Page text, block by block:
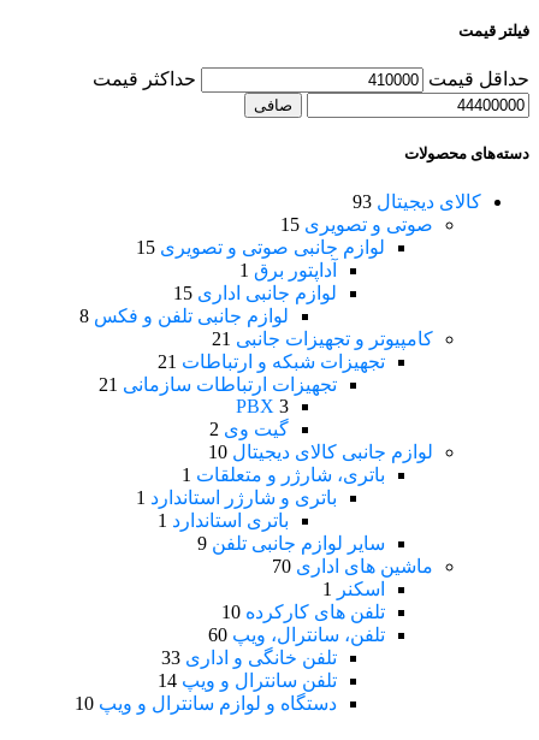
فیلتر قیمت
حداقل قیمت حداكثر قيمت
صافی
دسته‌های محصولات
کالای دیجیتال 93
صوتی و تصویری 15
لوازم جانبی صوتی و تصویری 15
آداپتور برق 1
لوازم جانبی اداری 15
لوازم جانبی تلفن و فکس 8
کامپیوتر و تجهیزات جانبی 21
تجهیزات شبکه و ارتباطات 21
تجهیزات ارتباطات سازمانی 21
PBX 3
گیت وی 2
لوازم جانبی کالای دیجیتال 10
باتری، شارژر و متعلقات 1
باتری و شارژر استاندارد 1
باتری استاندارد 1
سایر لوازم جانبی تلفن 9
ماشین های اداری 70
اسکنر
1
تلفن های کارکرده 10
تلفن، سانترال، ویپ 60
تلفن خانگی و اداری 33
تلفن سانترال و ویپ 14
دستگاه و لوازم سانترال و ویپ 10